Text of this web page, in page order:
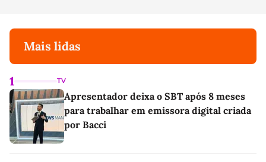
Mais lidas
1 TV
Apresentador deixa o SBT após 8 meses
para trabalhar em emissora digital criada
por Bacci